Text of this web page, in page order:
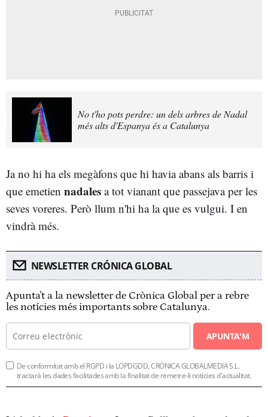
No t'ho pots perdre: un dels arbres de Nadal
més alts d'Espanya és a Catalunya
Ja no hi ha els megàfons que hi havia abans als barris i
que emetien nadales a tot vianant que passejava per les
seves voreres. Però llum n'hi ha la que es vulgui. I en
vindrà més.
NEWSLETTER CRÓNICA GLOBAL
Apunta't a la newsletter de Crònica Global per a rebre
les notícies més importants sobre Catalunya.
APUNTA'M
De conformitat amb el RGPD i la LOPDGDD, CRÒNICA GLOBALMEDIA S.L.
tractarà les dades facilitades amb la finalitat de remetre-li notícies d'actualitat.